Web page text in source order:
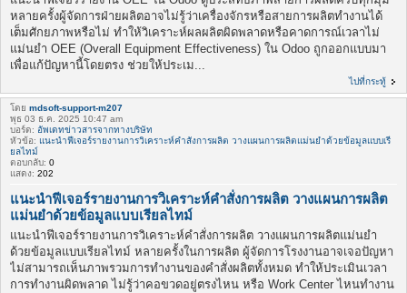
หลายครั้งผู้จัดการฝ่ายผลิตอาจไม่รู้ว่าเครื่องจักรหรือสายการผลิตทำงานได้
เต็มศักยภาพหรือไม่ ทำให้วิเคราะห์ผลผลิตผิดพลาดหรือคาดการณ์เวลาไม่
แม่นยำ OEE (Overall Equipment Effectiveness) ใน Odoo ถูกออกแบบมา
เพื่อแก้ปัญหานี้โดยตรง ช่วยให้ประเม...
ไปที่กระทู้
โดย mdsoft-support-m207
พุธ 03 ธ.ค. 2025 10:47 am
บอร์ด: อัพเดทข่าวสารจากทางบริษัท
หัวข้อ: แนะนำฟีเจอร์รายงานการวิเคราะห์คำสั่งการผลิต วางแผนการผลิตแม่นยำด้วยข้อมูลแบบเรี
ยลไทม์
ตอบกลับ: 0
แสดง: 202
แนะนำฟีเจอร์รายงานการวิเคราะห์คำสั่งการผลิต วางแผนการผลิต
แม่นยำด้วยข้อมูลแบบเรียลไทม์
แนะนำฟีเจอร์รายงานการวิเคราะห์คำสั่งการผลิต วางแผนการผลิตแม่นยำ
ด้วยข้อมูลแบบเรียลไทม์ หลายครั้งในการผลิต ผู้จัดการโรงงานอาจเจอปัญหา
ไม่สามารถเห็นภาพรวมการทำงานของคำสั่งผลิตทั้งหมด ทำให้ประเมินเวลา
การทำงานผิดพลาด ไม่รู้ว่าคอขวดอยู่ตรงไหน หรือ Work Center ไหนทำงาน